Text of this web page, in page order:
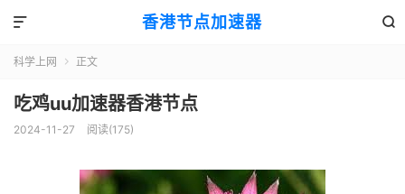
香港节点加速器 

科学上网  正文
吃鸡uu加速器香港节点
2024-11-27 阅读(175)